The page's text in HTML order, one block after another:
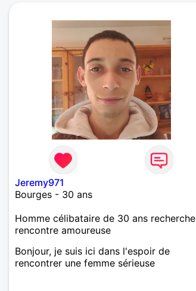
Jeremy971
Bourges - 30 ans
Homme célibataire de 30 ans recherche
rencontre amoureuse
Bonjour, je suis ici dans l'espoir de
rencontrer une femme sérieuse